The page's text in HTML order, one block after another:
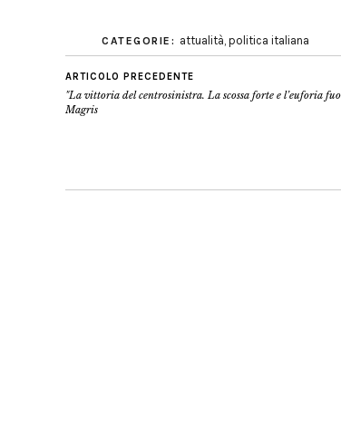
CATEGORIE: attualità, politica italiana
ARTICOLO PRECEDENTE
"La vittoria del centrosinistra. La scossa forte e l’euforia
Magris